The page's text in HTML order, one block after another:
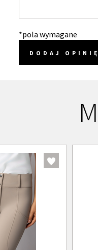
*pola wymagane
DODAJ OPINIĘ